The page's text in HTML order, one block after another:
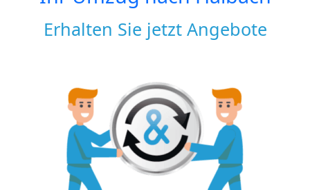
Erhalten Sie jetzt Angebote